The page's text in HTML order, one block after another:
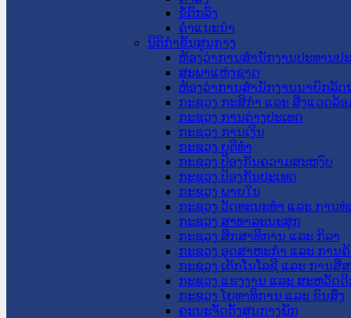
ຂໍ້ຕົກລົງ
ຄໍາແນະນໍາ
ນິຕິກໍາຂັ້ນສູນກາງ
ຫ້ອງວ່າການສໍານັກງານປະທານປ
ສະພາແຫ່ງຊາດ
ຫ້ອງວ່າການສຳນັກງານນາຍົກລັດ
ກະຊວງ ກະສິກຳ ແລະ ສິ່ງແວດລ້ອ
ກະຊວງ ການຕ່າງປະເທດ
ກະຊວງ ການເງິນ
ກະຊວງ ຍຸຕິທໍາ
ກະຊວງ ປ້ອງກັນຄວາມສະຫງົບ
ກະຊວງ ປ້ອງກັນປະເທດ
ກະຊວງ ພາຍໃນ
ກະຊວງ ວັດທະນະທຳ ແລະ ການທ່
ກະຊວງ ສາທາລະນະສຸກ
ກະຊວງ ສຶກສາທິການ ແລະ ກິລາ
ກະຊວງ ອຸດສາຫະກຳ ແລະ ການຄ້
ກະຊວງ ເຕັກໂນໂລຊີ ແລະ ການສື່
ກະຊວງ ແຮງງານ ແລະ ສະຫວັດ
ກະຊວງ ໂຍທາທິການ ແລະ ຂົນສົ່ງ
ຄະນະຈັດຕັ້ງສູນກາງພັກ